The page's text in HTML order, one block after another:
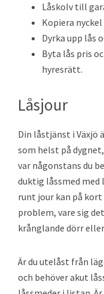
Låskolv till
Kopiera
Dyrka upp lås
Byta lås pris
hyresrätt.
Låsjour
Din låstjänst i
som helst på
var någonstans du
duktig låssmed med
runt jour kan på
problem, vare sig
krånglande dörr
Är du utelåst från
och behöver akut